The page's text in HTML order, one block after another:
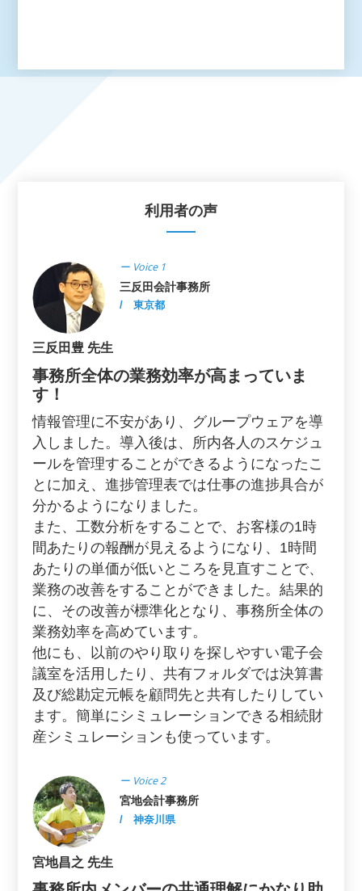
利用者の声
ー Voice 1
三反田会計事務所
/ 東京都
三反田豊 先生
事務所全体の業務効率が高まっていま
す！
情報管理に不安があり、グループウェアを導
入しました。導入後は、所内各人のスケジュ
ールを管理することができるようになったこ
とに加え、進捗管理表では仕事の進捗具合が
分かるようになりました。
また、工数分析をすることで、お客様の1時
間あたりの報酬が見えるようになり、1時間
あたりの単価が低いところを見直すことで、
業務の改善をすることができました。結果的
に、その改善が標準化となり、事務所全体の
業務効率を高めています。
他にも、以前のやり取りを探しやすい電子会
議室を活用したり、共有フォルダでは決算書
及び総勘定元帳を顧問先と共有したりしてい
ます。簡単にシミュレーションできる相続財
産シミュレーションも使っています。
ー Voice 2
宮地会計事務所
/ 神奈川県
宮地昌之 先生